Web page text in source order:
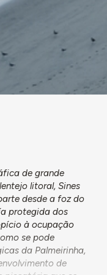
de grande
litoral, Sines
desde a foz do
protegida dos
à ocupação
se pode
da Palmeirinha,
de